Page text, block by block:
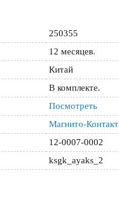
250355
12 месяцев.
Китай
В комплекте.
Посмотреть
Магнито-Контакт
12-0007-0002
ksgk_ayaks_2